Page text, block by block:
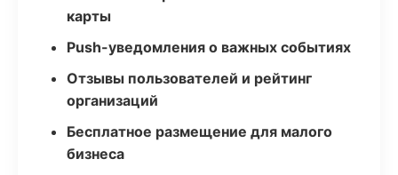
карты
Push-уведомления о важных событиях
Отзывы пользователей и рейтинг
организаций
Бесплатное размещение для малого
бизнеса